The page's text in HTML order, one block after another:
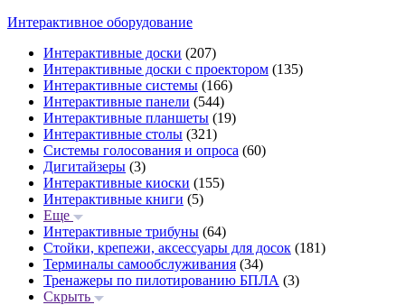
Интерактивное оборудование
Интерактивные доски (207)
Интерактивные доски с проектором (135)
Интерактивные системы (166)
Интерактивные панели (544)
Интерактивные планшеты (19)
Интерактивные столы (321)
Системы голосования и опроса (60)
Дигитайзеры (3)
Интерактивные киоски (155)
Интерактивные книги (5)
Еще
Интерактивные трибуны (64)
Стойки, крепежи, аксессуары для досок (181)
Терминалы самообслуживания (34)
Тренажеры по пилотированию БПЛА (3)
Скрыть